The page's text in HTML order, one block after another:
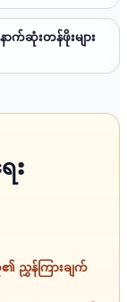
ောက်ဆုံးတန်ဖိုးများ
း
ညွှန်ကြားချက်